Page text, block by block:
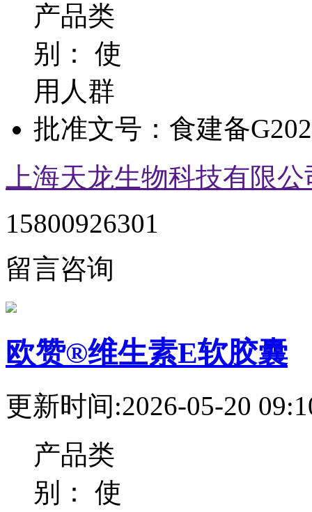
产品类
别： 使
用人群
批准文号： 食建备
上海天龙生物科技有限公
15800926301
留言咨询
欧赞®维生素E软胶囊
更新时间:2026-05-20
产品类
别： 使